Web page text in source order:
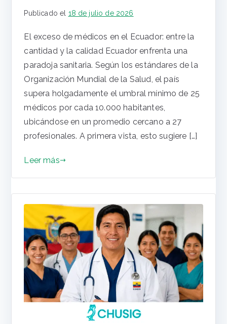
Publicado el 18 de julio de 2026
El exceso de médicos en el Ecuador: entre la
cantidad y la calidad Ecuador enfrenta una
paradoja sanitaria. Según los estándares de la
Organización Mundial de la Salud, el país
supera holgadamente el umbral mínimo de 25
médicos por cada 10.000 habitantes,
ubicándose en un promedio cercano a 27
profesionales. A primera vista, esto sugiere […]
Leer más